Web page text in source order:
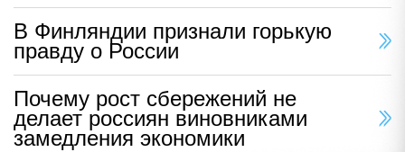
В Финляндии признали горькую
правду о России
Почему рост сбережений не
делает россиян виновниками
замедления экономики